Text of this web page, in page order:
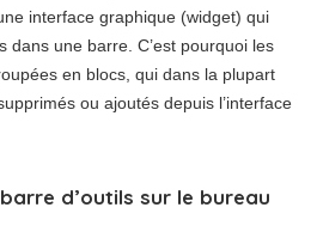
interface graphique (widget) qui
dans une barre. C’est pourquoi les
en blocs, qui dans la plupart
ou ajoutés depuis l’interface
d’outils sur le bureau